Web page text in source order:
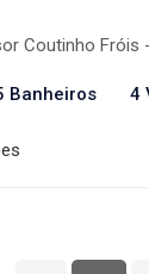
Fróis - Barra
Banheiros 4